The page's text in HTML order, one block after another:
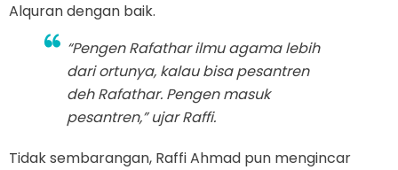
Alquran dengan baik.
“Pengen Rafathar ilmu agama lebih
dari ortunya, kalau bisa pesantren
deh Rafathar. Pengen masuk
pesantren,” ujar Raffi.
Tidak sembarangan, Raffi Ahmad pun mengincar